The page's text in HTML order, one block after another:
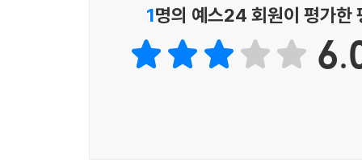
1명의 예스24 회원이 평가한